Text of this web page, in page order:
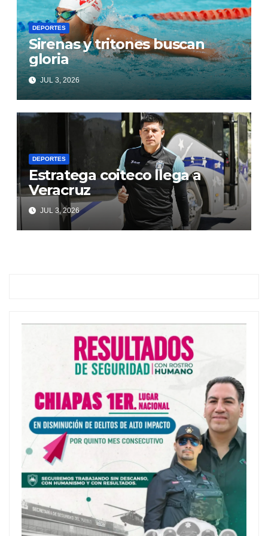
DEPORTES
Sirenas y tritones buscan
gloria
JUL 3, 2026
DEPORTES
Estratega coiteco llega a
Veracruz
JUL 3, 2026